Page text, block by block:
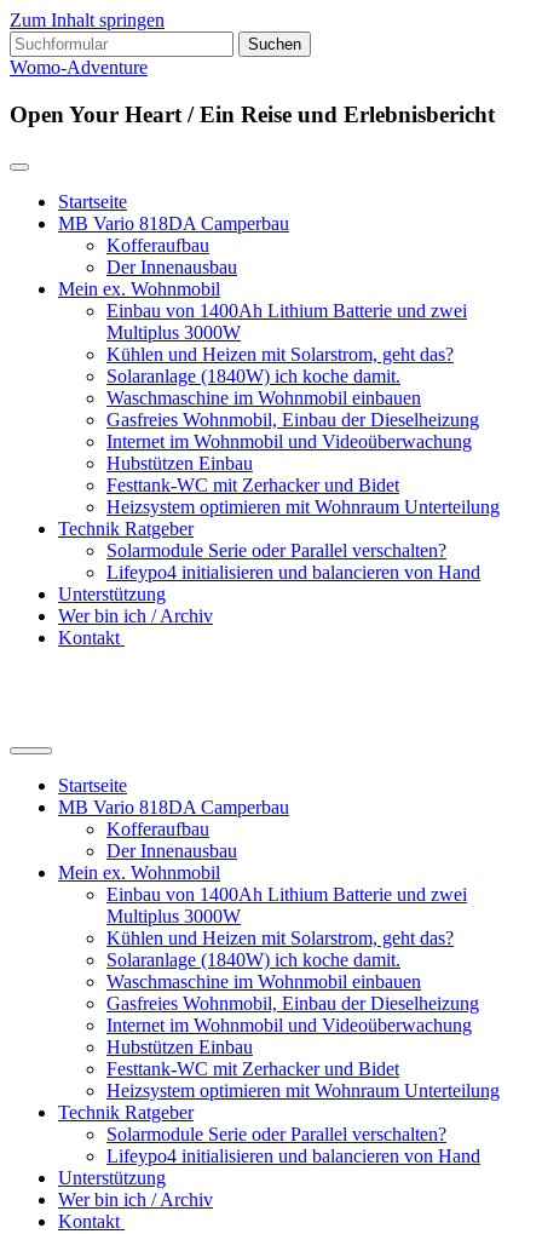
Zum Inhalt springen
Suchen
nach:
Womo-Adventure
Open Your Heart / Ein Reise und Erlebnisbericht
Startseite
MB Vario 818DA Camperbau
Kofferaufbau
Der Innenausbau
Mein ex. Wohnmobil
Einbau von 1400Ah Lithium Batterie und zwei
Multiplus 3000W
Kühlen und Heizen mit Solarstrom, geht das?
Solaranlage (1840W) ich koche damit.
Waschmaschine im Wohnmobil einbauen
Gasfreies Wohnmobil, Einbau der Dieselheizung
Internet im Wohnmobil und Videoüberwachung
Hubstützen Einbau
Festtank-WC mit Zerhacker und Bidet
Heizsystem optimieren mit Wohnraum Unterteilung
Technik Ratgeber
Solarmodule Serie oder Parallel verschalten?
Lifeypo4 initialisieren und balancieren von Hand
Unterstützung
Wer bin ich / Archiv
Kontakt
Suchfeld
ein-/ausblenden
Startseite
MB Vario 818DA Camperbau
Kofferaufbau
Der Innenausbau
Mein ex. Wohnmobil
Einbau von 1400Ah Lithium Batterie und zwei
Multiplus 3000W
Kühlen und Heizen mit Solarstrom, geht das?
Solaranlage (1840W) ich koche damit.
Waschmaschine im Wohnmobil einbauen
Gasfreies Wohnmobil, Einbau der Dieselheizung
Internet im Wohnmobil und Videoüberwachung
Hubstützen Einbau
Festtank-WC mit Zerhacker und Bidet
Heizsystem optimieren mit Wohnraum Unterteilung
Technik Ratgeber
Solarmodule Serie oder Parallel verschalten?
Lifeypo4 initialisieren und balancieren von Hand
Unterstützung
Wer bin ich / Archiv
Kontakt